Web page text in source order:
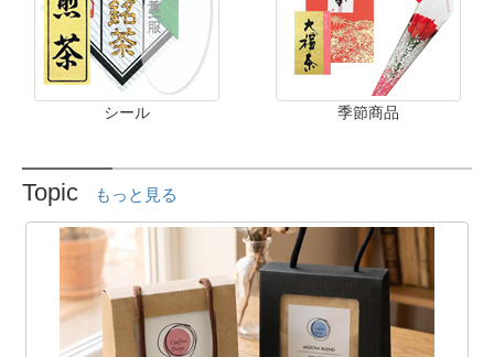
シール 季節商品
Topic もっと見る